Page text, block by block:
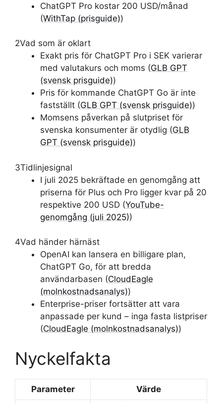
ChatGPT Pro kostar 200 USD/månad
(WithTap (prisguide))
2Vad som är oklart
Exakt pris för ChatGPT Pro i SEK varierar
med valutakurs och moms (GLB GPT
(svensk prisguide))
Pris för kommande ChatGPT Go är inte
fastställt (GLB GPT (svensk prisguide))
Momsens påverkan på slutpriset för
svenska konsumenter är otydlig (GLB
GPT (svensk prisguide))
3Tidlinjesignal
I juli 2025 bekräftade en genomgång att
priserna för Plus och Pro ligger kvar på 20
respektive 200 USD (YouTube-
genomgång (juli 2025))
4Vad händer härnäst
OpenAI kan lansera en billigare plan,
ChatGPT Go, för att bredda
användarbasen (CloudEagle
(molnkostnadsanalys))
Enterprise-priser fortsätter att vara
anpassade per kund – inga fasta listpriser
(CloudEagle (molnkostnadsanalys))
Nyckelfakta
Parameter Värde